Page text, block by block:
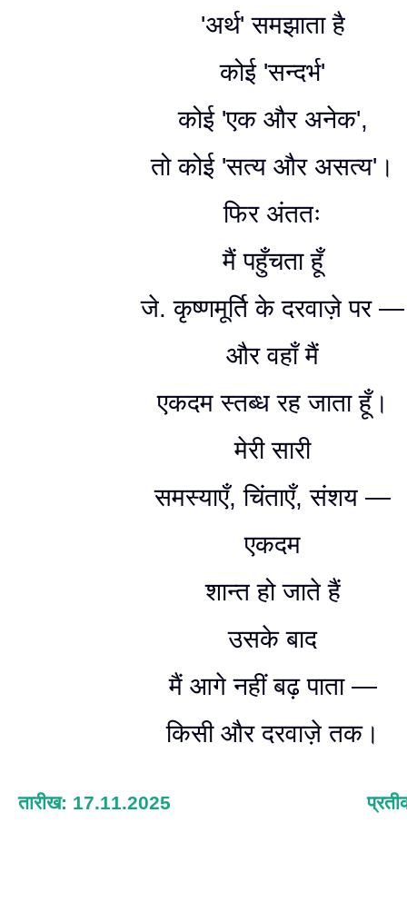
'अर्थ' समझाता है
कोई 'सन्दर्भ'
कोई 'एक और अनेक',
तो कोई 'सत्य और असत्य'।
फिर अंततः
मैं पहुँचता हूँ
जे. कृष्णमूर्ति के दरवाज़े पर —
और वहाँ मैं
एकदम स्तब्ध रह जाता हूँ।
मेरी सारी
समस्याएँ, चिंताएँ, संशय —
एकदम
शान्त हो जाते हैं
उसके बाद
मैं आगे नहीं बढ़ पाता —
किसी और दरवाज़े तक।
तारीख: 17.11.2025